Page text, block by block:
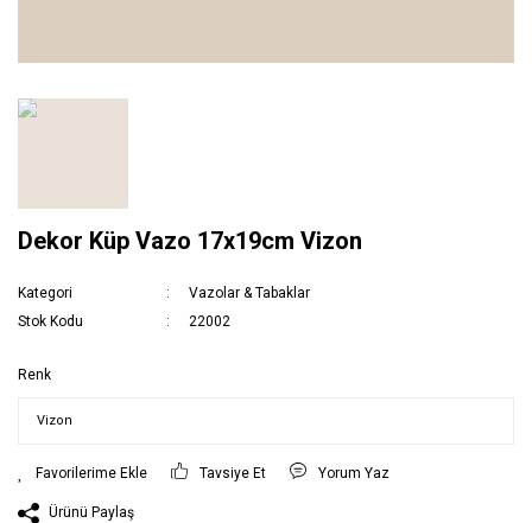
Dekor Küp Vazo 17x19cm Vizon
Kategori
Vazolar & Tabaklar
Stok Kodu
22002
Renk
Tavsiye Et Yorum Yaz
Ürünü Paylaş